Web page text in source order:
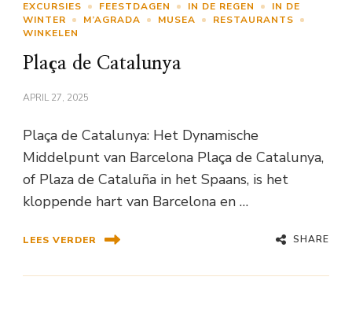
EXCURSIES
FEESTDAGEN IN DE REGEN
IN DE
WINTER
M’AGRADA MUSEA
RESTAURANTS
WINKELEN
Plaça de Catalunya
APRIL 27, 2025
Plaça de Catalunya: Het Dynamische
Middelpunt van Barcelona Plaça de Catalunya,
of Plaza de Cataluña in het Spaans, is het
kloppende hart van Barcelona en …
LEES VERDER SHARE